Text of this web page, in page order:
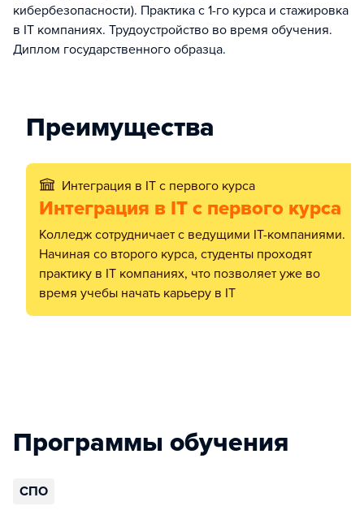
кибербезопасности). Практика с 1-го курса и стажировка
в IT компаниях. Трудоустройство во время обучения.
Диплом государственного образца.
Преимущества
Интеграция в IT c первого курса
Интеграция в IT c первого курса
Колледж сотрудничает с ведущими IT-компаниями.
Начиная со второго курса, студенты проходят
практику в IT компаниях, что позволяет уже во
время учебы начать карьеру в IT
Программы обучения
СПО